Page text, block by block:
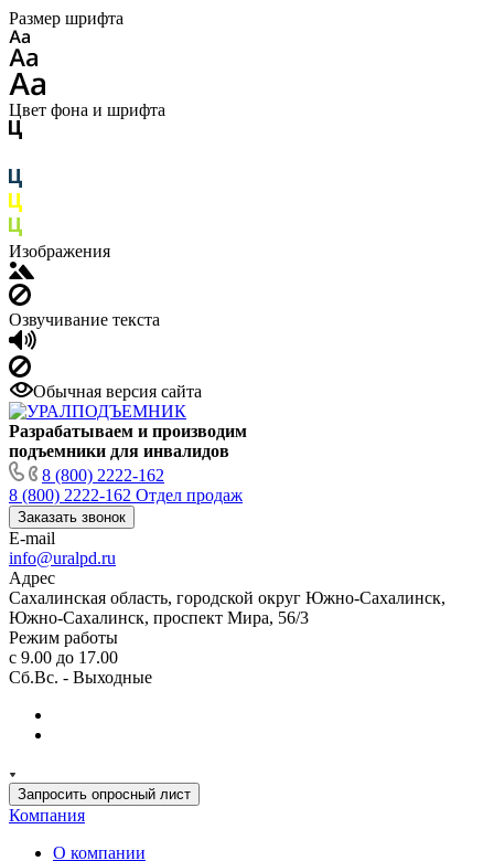
Размер шрифта
Цвет фона и шрифта
Изображения
Озвучивание текста
Обычная версия сайта
Разрабатываем и производим
подъемники для инвалидов
8 (800) 2222-162
8 (800) 2222-162 Отдел продаж
Заказать звонок
E-mail
info@uralpd.ru
Адрес
Сахалинская область, городской округ Южно-Сахалинск,
Южно-Сахалинск, проспект Мира, 56/3
Режим работы
с 9.00 до 17.00
Сб.Вс. - Выходные
Запросить опросный лист
Компания
О компании